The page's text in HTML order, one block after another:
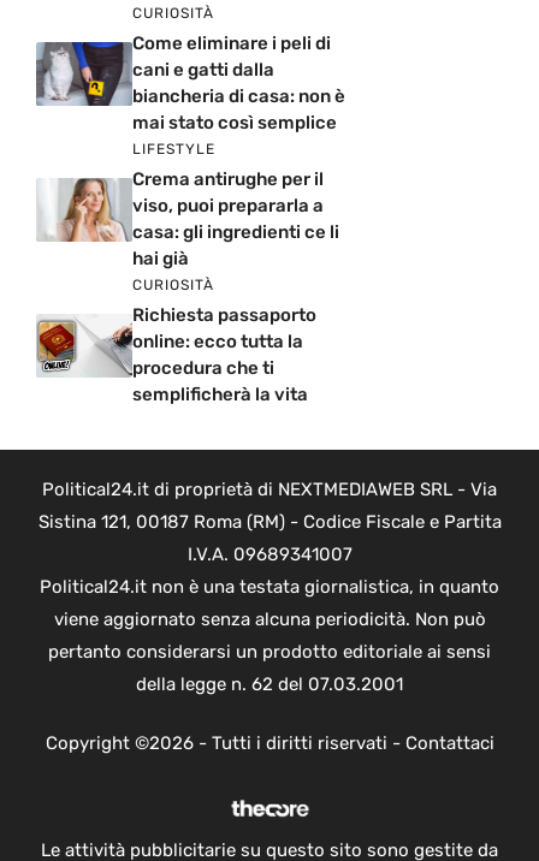
CURIOSITÀ
Come eliminare i peli di
cani e gatti dalla
biancheria di casa: non è
mai stato così semplice
LIFESTYLE
Crema antirughe per il
viso, puoi prepararla a
casa: gli ingredienti ce li
hai già
CURIOSITÀ
Richiesta passaporto
online: ecco tutta la
procedura che ti
semplificherà la vita
Political24.it di proprietà di NEXTMEDIAWEB SRL - Via
Sistina 121, 00187 Roma (RM) - Codice Fiscale e Partita
I.V.A. 09689341007
Political24.it non è una testata giornalistica, in quanto
viene aggiornato senza alcuna periodicità. Non può
pertanto considerarsi un prodotto editoriale ai sensi
della legge n. 62 del 07.03.2001
Copyright ©2026 - Tutti i diritti riservati - Contattaci
Le attività pubblicitarie su questo sito sono gestite da